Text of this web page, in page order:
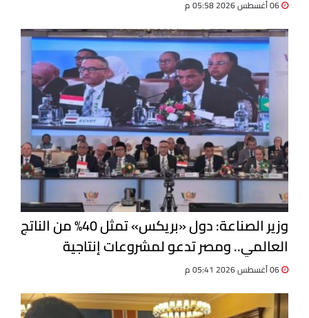
وزير الصناعة: دول «بريكس» تمثل 40% من الناتج
العالمي.. ومصر تدعو لمشروعات إنتاجية
مشتركة